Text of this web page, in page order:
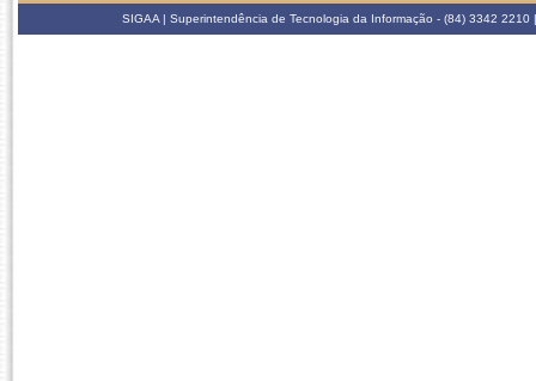
SIGAA | Superintendência de Tecnologia da Informação - (84) 3342